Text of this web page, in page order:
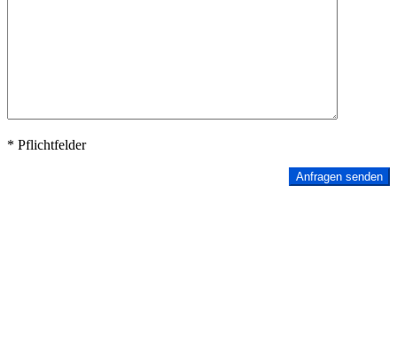
* Pflichtfelder